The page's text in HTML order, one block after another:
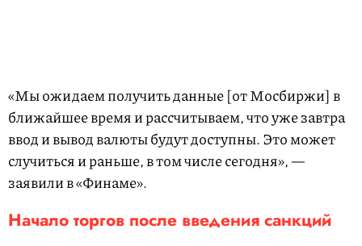
«Мы ожидаем получить данные [от Мосбиржи] в
ближайшее время и рассчитываем, что уже завтра
ввод и вывод валюты будут доступны. Это может
случиться и раньше, в том числе сегодня», —
заявили в «Финаме».
Начало торгов после введения санкций